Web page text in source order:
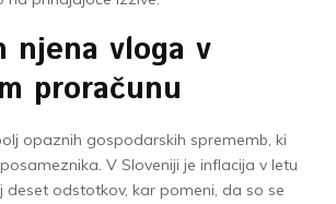
njena vloga v
proračunu
opaznih gospodarskih sprememb, ki
V Sloveniji je inflacija v letu
deset odstotkov, kar pomeni, da so se